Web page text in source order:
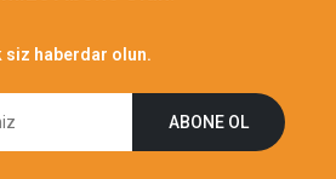
siz haberdar olun.
ABONE OL